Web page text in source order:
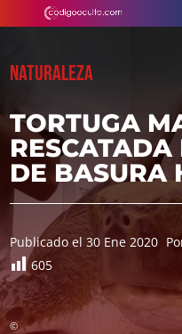
NATURALEZA
TORTUGA
DE BASURA
Publicado el 30 Ene 2020
605
©